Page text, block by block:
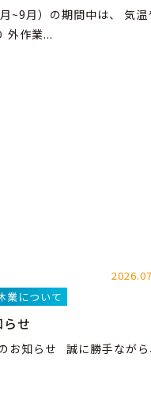
~9月）の期間中は、 気温
外作業...
業について
せ
お知らせ 誠に勝手なが